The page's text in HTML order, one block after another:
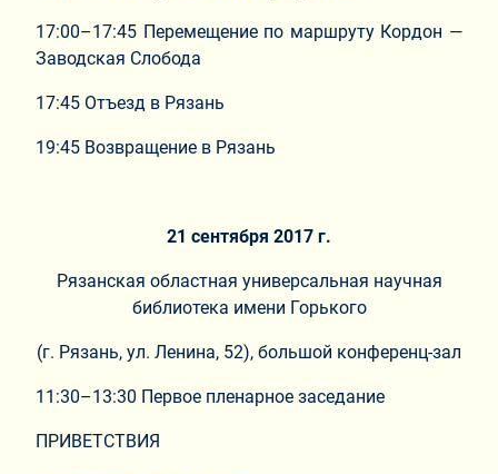
17:00–17:45 Перемещение по маршруту Кордон —
Заводская Слобода
17:45 Отъезд в Рязань
19:45 Возвращение в Рязань
21 сентября 2017 г.
Рязанская областная универсальная научная
библиотека имени Горького
(г. Рязань, ул. Ленина, 52), большой конференц-зал
11:30–13:30 Первое пленарное заседание
ПРИВЕТСТВИЯ